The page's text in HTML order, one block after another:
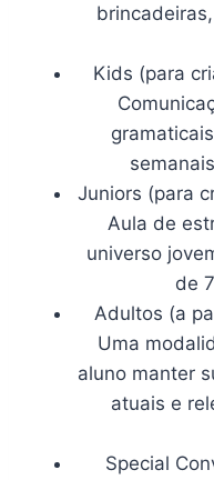
Kids (para
Juniors (para
Aula de
universo
de
Adultos (a
Uma
aluno manter
atuais e
Special